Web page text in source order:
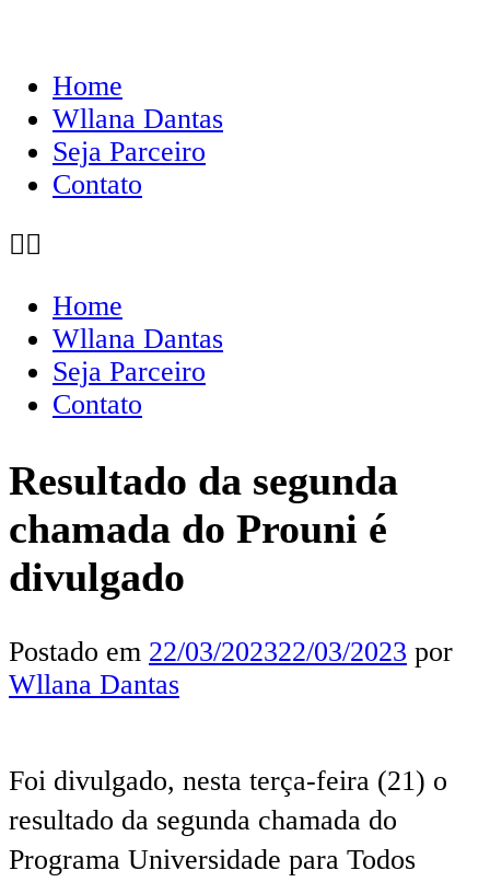
Home
Wllana Dantas
Seja Parceiro
Contato
Home
Wllana Dantas
Seja Parceiro
Contato
Resultado da segunda
chamada do Prouni é
divulgado
Postado em 22/03/202322/03/2023 por
Wllana Dantas
Foi divulgado, nesta terça-feira (21) o
resultado da segunda chamada do
Programa Universidade para Todos